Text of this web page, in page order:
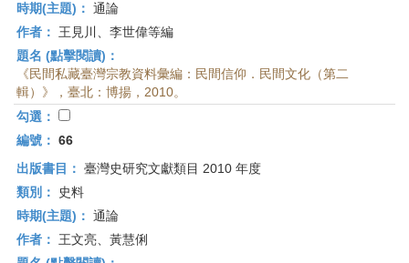
時期(主題)： 通論
作者：
王見川、李世偉等編
題名 (點擊閱讀)：
《民間私藏臺灣宗教資料彙編：民間信仰．民間文化（第二
輯）》，臺北：博揚，2010。
勾選：
編號： 66
出版書目： 臺灣史研究文獻類目 2010 年度
類別：
史料
時期(主題)： 通論
作者：
王文亮、黃慧俐